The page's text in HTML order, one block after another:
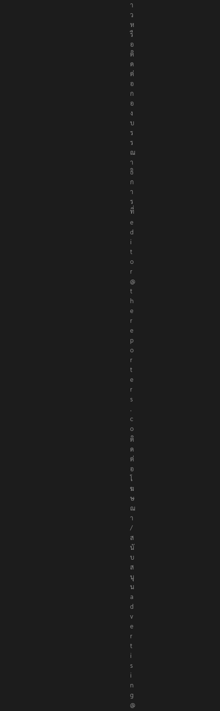
า
ว
ห
รื
อ
ติ
ด
ต่
อ
ก
อ
ง
บ
ร
ร
ณ
า
ธิ
ก
า
ร
ที่
e
d
i
t
o
r
@
t
h
e
r
e
p
o
r
t
e
r
s
.
c
o
ติ
ด
ต่
อ
โ
ฆ
ษ
ณ
า
/
ส
นั
บ
ส
นุ
น
a
d
v
e
r
t
i
s
i
n
g
@